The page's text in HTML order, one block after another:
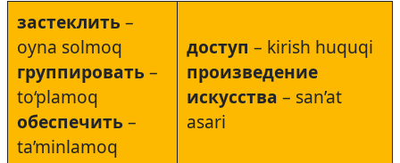
застеклить –
oyna solmoq
группировать –
to‘plamoq
обеспечить –
ta’minlamoq
доступ – kirish huquqi
произведение
искусства – san’at
asari